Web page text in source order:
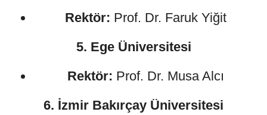
Rektör: Prof. Dr. Faruk Yiğit
5. Ege Üniversitesi
Rektör: Prof. Dr. Musa Alcı
6. İzmir Bakırçay Üniversitesi